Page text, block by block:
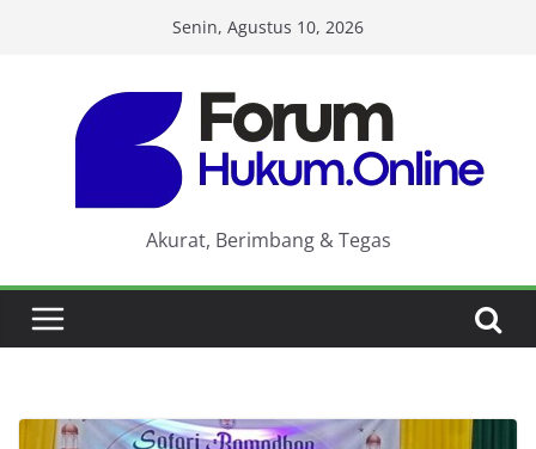
Senin, Agustus 10, 2026
Akurat, Berimbang & Tegas